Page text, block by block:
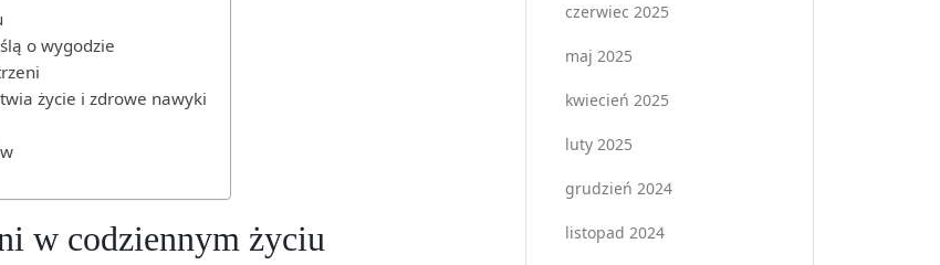
o wygodzie
życie i zdrowe nawyki
w codziennym życiu
czerwiec 2025
maj 2025
kwiecień 2025
luty 2025
grudzień 2024
listopad 2024